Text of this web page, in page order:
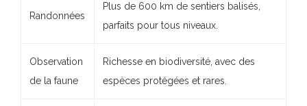
Randonnées
Plus de 600 km de sentiers balisés,
parfaits pour tous niveaux.
Observation
de la faune
Richesse en biodiversité, avec des
espèces protégées et rares.